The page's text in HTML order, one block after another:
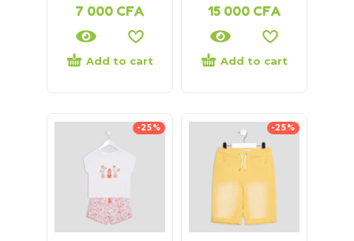
7 000 CFA
Add to cart
15 000 CFA
Add to cart
-25% -25%